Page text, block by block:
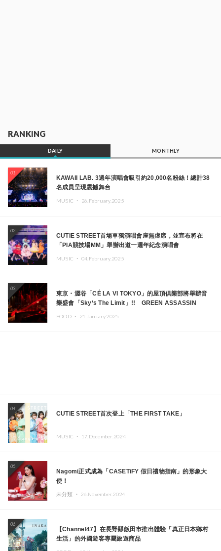
RANKING
DAILY MONTHLY
01
KAWAII LAB. 3週年演唱會吸引約20,000名粉絲！總計38
名成員呈現震撼舞台
MUSIC ・ 26.February.2025
02
CUTIE STREET首場單獨演唱會座無虛席，並宣布將在
「PIA競技場MM」舉辦出道一週年紀念演唱會
MUSIC ・ 04.February.2025
03
東京・澀谷「CÉ LA VI TOKYO」的屋頂俱樂部將舉辦音
樂盛會「Sky‘s The Limit」!! GREEN ASSASSIN
本頂尖DJ及創作者齊聚一堂
FOOD ・ 21.January.2025
04
CUTIE STREET首次登上「THE FIRST TAKE」
MUSIC ・ 17.December.2024
05
Nagomi正式成為「CASETiFY 假日禮物指南」的形象大
使！
未分類 ・ 26.November.2024
06
【Channel47】在長野縣飯田市推出體驗「真正日本鄉村
生活」的外國遊客專屬旅遊商品